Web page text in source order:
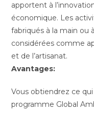
apportent à
économique. Les
fabriqués à la main ou
considérées comme
et de l’artisanat.
Avantages:
Vous obtiendrez ce
programme Global